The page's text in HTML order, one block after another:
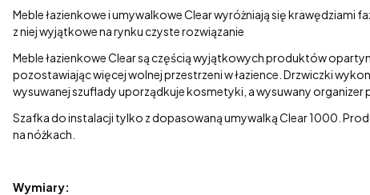
Meble łazienkowe i umywalkowe Clear wyróżniają się
z niej wyjątkowe na rynku czyste rozwiązanie
Meble łazienkowe Clear są częścią wyjątkowych produktów
pozostawiając więcej wolnej przestrzeni w łazience. Drzwiczki
wysuwanej szuflady uporządkuje kosmetyki, a wysuwany organizer
Szafka do instalacji tylko z dopasowaną umywalką Clear 1000.
na nóżkach.
Wymiary: